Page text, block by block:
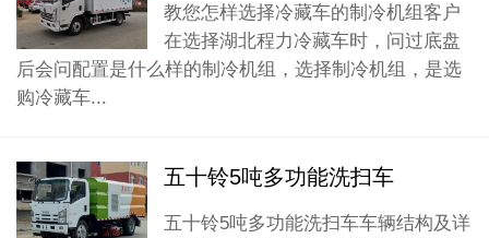
教您怎样选择冷藏车的制冷机组客户
在选择湖北程力冷藏车时，问过底盘
后会问配置是什么样的制冷机组，选择制冷机组，是选
购冷藏车...
五十铃5吨多功能洗扫车
五十铃5吨多功能洗扫车车辆结构及详